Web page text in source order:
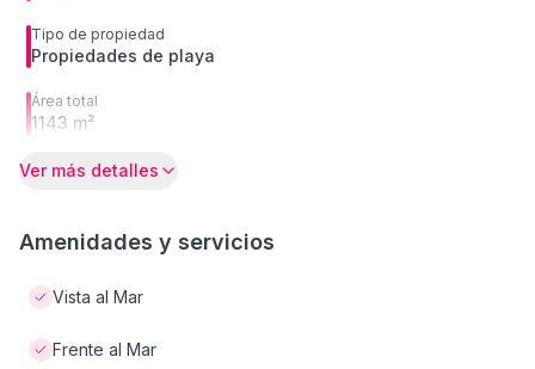
Tipo de propiedad
Propiedades de playa
Área total
1143 m²
Ver más detalles
Amenidades y servicios
Vista al Mar
Frente al Mar